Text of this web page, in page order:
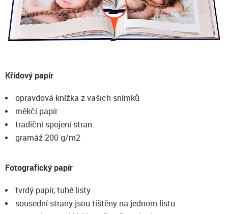
Křídový papír
opravdová knížka z vašich snímků
měkčí papír
tradiční spojení stran
gramáž 200 g/m2
Fotografický papír
tvrdý papír, tuhé listy
sousední strany jsou tištěny na jednom listu